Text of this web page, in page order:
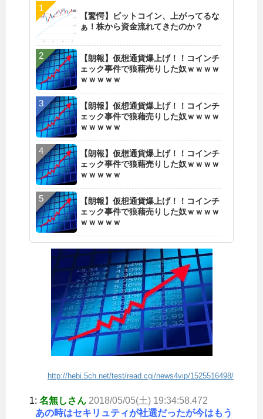
【驚愕】ビットコイン、上がってるな
ぁ！株から資金流れてきたのか？
【朗報】仮想通貨爆上げ！！コインチ
ェック事件で狼藉売りした奴ｗｗｗｗ
ｗｗｗｗｗ
【朗報】仮想通貨爆上げ！！コインチ
ェック事件で狼藉売りした奴ｗｗｗｗ
ｗｗｗｗｗ
【朗報】仮想通貨爆上げ！！コインチ
ェック事件で狼藉売りした奴ｗｗｗｗ
ｗｗｗｗｗ
【朗報】仮想通貨爆上げ！！コインチ
ェック事件で狼藉売りした奴ｗｗｗｗ
ｗｗｗｗｗ
http://hebi.5ch.net/test/read.cgi/news4vip/1525516498/
1: 名無しさん 2018/05/05(土) 19:34:58.472
あの時はセキリュティが社選だったが今はもう